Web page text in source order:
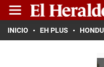
INICIO EH PLUS